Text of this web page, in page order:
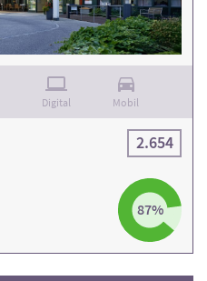
Digital Mobil
87%
2.654